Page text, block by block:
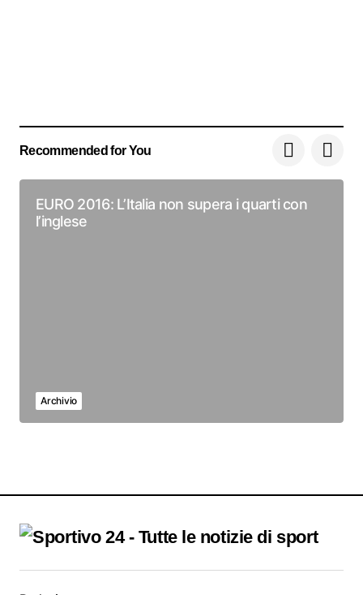
Recommended for You
EURO 2016: L’Italia non supera i quarti con
l’inglese
Archivio